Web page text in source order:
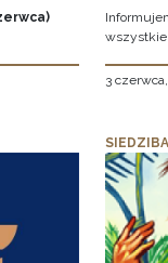
wszystkie
3
SIEDZIBA